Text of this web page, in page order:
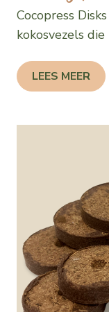
Cocopress
kokosvezels die
LEES MEER